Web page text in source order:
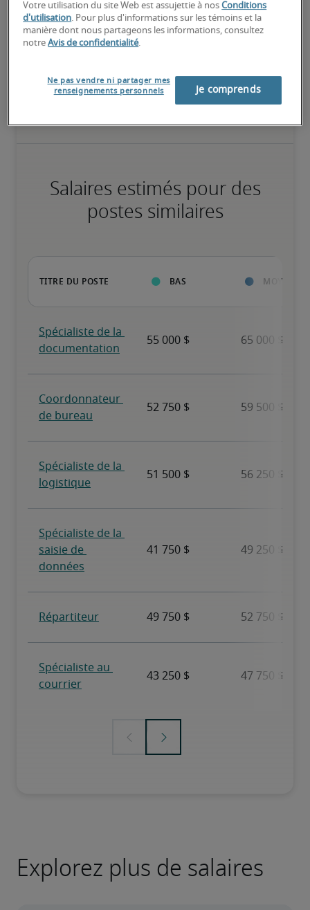
avancées pour le poste, et peut également détenir des
certifications spécialisées.
Salaires estimés pour des
postes similaires
Explorez plus de salaires
Votre utilisation du site Web est assujettie à nosConditions
d'utilisation. Pour plus d'informations sur les témoins et la
manière dont nous partageons les informations, consultez
notreAvis de confidentialité.
Ne pas vendre ni partager mes
renseignements personnels
Je comprends